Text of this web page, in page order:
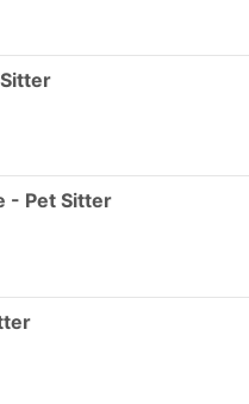
- Pet Sitter